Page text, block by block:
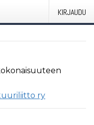
KIRJAUDU
ry